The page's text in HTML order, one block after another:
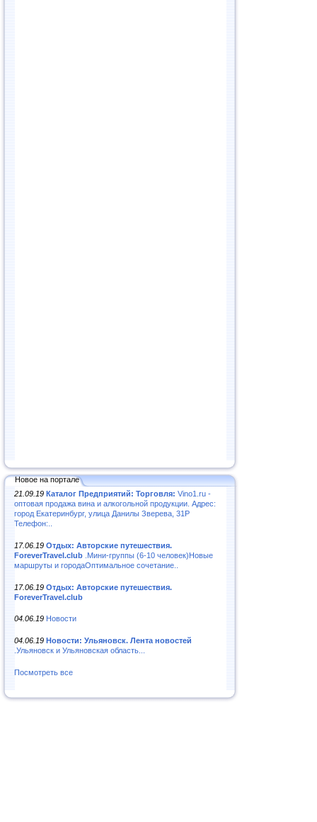
Новое на портале
21.09.19 Каталог Предприятий: Торговля: Vino1.ru -
оптовая продажа вина и алкогольной продукции. Адрес:
город Екатеринбург, улица Данилы Зверева, 31Р
Телефон:..
17.06.19 Отдых: Авторские путешествия.
ForeverTravel.club .Мини-группы (6-10 человек)Новые
маршруты и городаОптимальное сочетание..
17.06.19 Отдых: Авторские путешествия.
ForeverTravel.club
04.06.19 Новости
04.06.19 Новости: Ульяновск. Лента новостей
.Ульяновск и Ульяновская область...
Посмотреть все